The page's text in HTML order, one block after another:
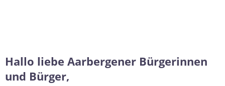
Hallo liebe Aarbergener Bürgerinnen
und Bürger,